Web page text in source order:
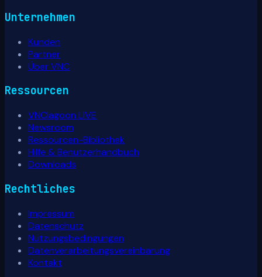
Unternehmen
Kunden
Partner
Über VNC
Ressourcen
VNClagoon LIVE
Newsroom
Ressourcen-Bibliothek
Hilfe & Benutzerhandbuch
Downloads
Rechtliches
Impressum
Datenschutz
Nutzungsbedingungen
Datenverarbeitungsvereinbarung
Kontakt